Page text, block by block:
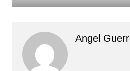
Angel